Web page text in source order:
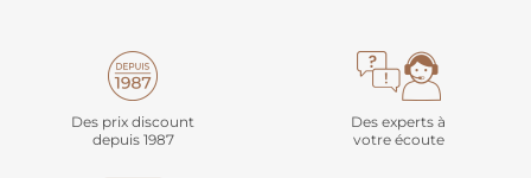
Des prix discount
depuis 1987
Des experts à
votre écoute